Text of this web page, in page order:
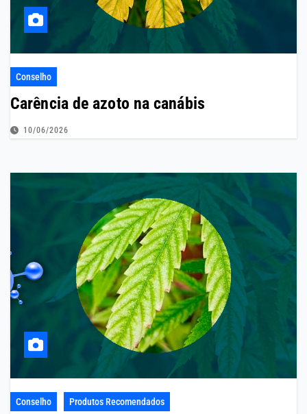
Conselho
Carência de azoto na canábis
10/06/2026
Conselho Produtos Recomendados